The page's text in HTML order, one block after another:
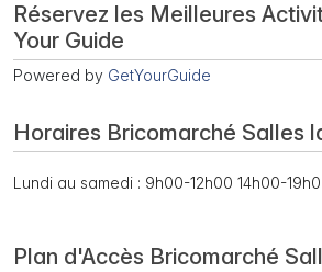
Réservez les Meilleures
Your Guide
Powered by GetYourGuide
Horaires Bricomarché Salles
Lundi au samedi : 9h00-12h00 14h00-
Plan d'Accès Bricomarché